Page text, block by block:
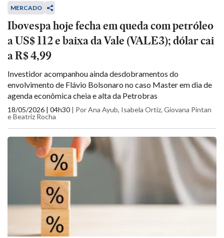
MERCADO
Ibovespa hoje fecha em queda com petróleo
a US$ 112 e baixa da Vale (VALE3); dólar cai
a R$ 4,99
Investidor acompanhou ainda desdobramentos do
envolvimento de Flávio Bolsonaro no caso Master em dia de
agenda econômica cheia e alta da Petrobras
18/05/2026 | 04h30 | Por Ana Ayub, Isabela Ortiz, Giovana Pintan
e Beatriz Rocha